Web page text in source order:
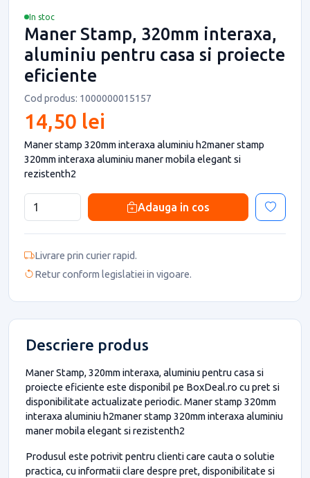
In stoc
Maner Stamp, 320mm interaxa,
aluminiu pentru casa si proiecte
eficiente
Cod produs: 1000000015157
14,50 lei
Maner stamp 320mm interaxa aluminiu h2maner stamp
320mm interaxa aluminiu maner mobila elegant si
rezistenth2
Adauga in cos
Livrare prin curier rapid.
Retur conform legislatiei in vigoare.
Descriere produs
Maner Stamp, 320mm interaxa, aluminiu pentru casa si
proiecte eficiente este disponibil pe BoxDeal.ro cu pret si
disponibilitate actualizate periodic. Maner stamp 320mm
interaxa aluminiu h2maner stamp 320mm interaxa aluminiu
maner mobila elegant si rezistenth2
Produsul este potrivit pentru clienti care cauta o solutie
practica, cu informatii clare despre pret, disponibilitate si